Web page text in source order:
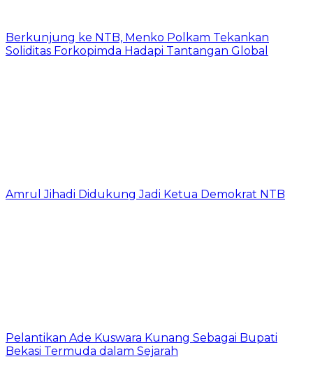
Berkunjung ke NTB, Menko Polkam Tekankan
Soliditas Forkopimda Hadapi Tantangan Global
Amrul Jihadi Didukung Jadi Ketua Demokrat NTB
Pelantikan Ade Kuswara Kunang Sebagai Bupati
Bekasi Termuda dalam Sejarah